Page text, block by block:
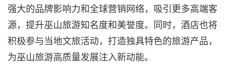
强大的品牌影响力和全球营销网络，吸引更多高端客
源，提升巫山旅游知名度和美誉度。同时，酒店也将
积极参与当地文旅活动，打造独具特色的旅游产品，
为巫山旅游高质量发展注入新动能。